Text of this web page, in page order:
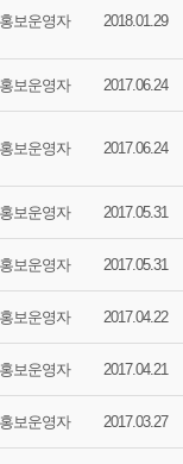
홍보운영자 2018.01.29
홍보운영자 2017.06.24
홍보운영자 2017.06.24
홍보운영자 2017.05.31
홍보운영자 2017.05.31
홍보운영자 2017.04.22
홍보운영자 2017.04.21
홍보운영자 2017.03.27